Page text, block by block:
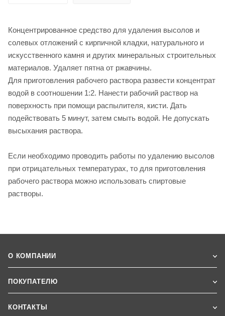
Концентрированное средство для удаления высолов и
солевых отложений с кирпичной кладки, натурального и
искусственного камня и других минеральных строительных
материалов. Удаляет пятна от ржавчины.
Для приготовления рабочего раствора развести концентрат
водой в соотношении 1:2. Нанести рабочий раствор на
поверхность при помощи распылителя, кисти. Дать
подействовать 5 минут, затем смыть водой. Не допускать
высыхания раствора.
Если необходимо проводить работы по удалению высолов
при отрицательных температурах, то для приготовления
рабочего раствора можно использовать спиртовые
растворы.
О КОМПАНИИ
ПОКУПАТЕЛЮ
КОНТАКТЫ